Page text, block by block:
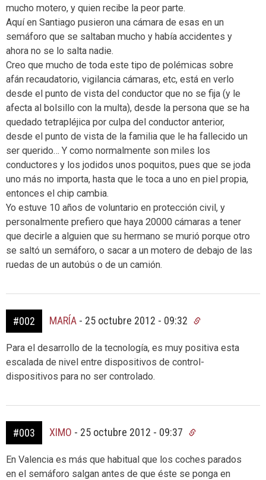
mucho motero, y quien recibe la peor parte.
Aquí en Santiago pusieron una cámara de esas en un
semáforo que se saltaban mucho y había accidentes y
ahora no se lo salta nadie.
Creo que mucho de toda este tipo de polémicas sobre
afán recaudatorio, vigilancia cámaras, etc, está en verlo
desde el punto de vista del conductor que no se fija (y le
afecta al bolsillo con la multa), desde la persona que se ha
quedado tetrapléjica por culpa del conductor anterior,
desde el punto de vista de la familia que le ha fallecido un
ser querido… Y como normalmente son miles los
conductores y los jodidos unos poquitos, pues que se joda
uno más no importa, hasta que le toca a uno en piel propia,
entonces el chip cambia.
Yo estuve 10 años de voluntario en protección civil, y
personalmente prefiero que haya 20000 cámaras a tener
que decirle a alguien que su hermano se murió porque otro
se saltó un semáforo, o sacar a un motero de debajo de las
ruedas de un autobús o de un camión.
#002 MARÍA - 25 octubre 2012 - 09:32
Para el desarrollo de la tecnología, es muy positiva esta
escalada de nivel entre dispositivos de control-
dispositivos para no ser controlado.
#003 XIMO - 25 octubre 2012 - 09:37
En Valencia es más que habitual que los coches parados
en el semáforo salgan antes de que éste se ponga en